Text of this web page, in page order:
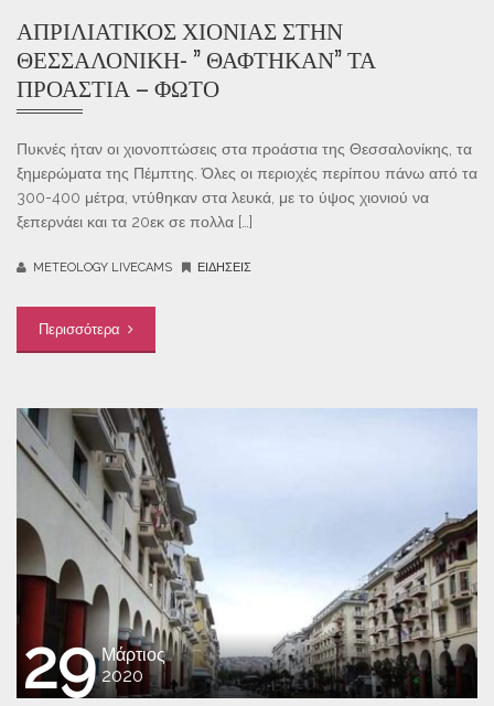
ΑΠΡΙΛΙΆΤΙΚΟΣ ΧΙΟΝΙΆΣ ΣΤΗΝ
ΘΕΣΣΑΛΟΝΊΚΗ- ” ΘΆΦΤΗΚΑΝ” ΤΑ
ΠΡΟΆΣΤΙΑ – ΦΩΤΌ
Πυκνές ήταν οι χιονοπτώσεις στα προάστια της Θεσσαλονίκης, τα
ξημερώματα της Πέμπτης. Όλες οι περιοχές περίπου πάνω από τα
300-400 μέτρα, ντύθηκαν στα λευκά, με το ύψος χιονιού να
ξεπερνάει και τα 20εκ σε πολλα […]
METEOLOGY LIVECAMS ΕΙΔΉΣΕΙΣ
Περισσότερα
29 Μάρτιος
2020